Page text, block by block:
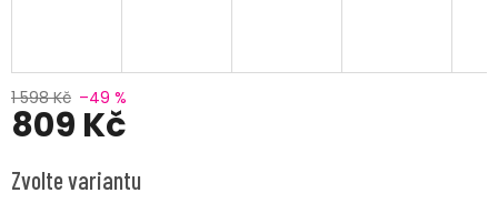
1 598 Kč –49 %
809 Kč
cena:
Zvolte variantu